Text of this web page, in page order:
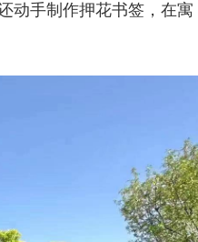
动手制作押花书签，在寓